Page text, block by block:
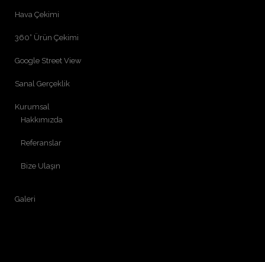
Hava Çekimi
360° Ürün Çekimi
Google Street View
Sanal Gerçeklik
Kurumsal
Hakkımızda
Referanslar
Bize Ulaşın
Galeri